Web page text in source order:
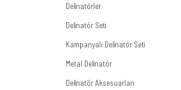
Delinatörler
Delinatör Seti
Kampanyalı Delinatör Seti
Metal Delinatör
Delinatör Aksesuarları